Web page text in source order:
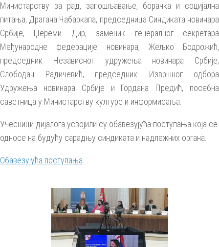
Министарству за рад, запошљавање, борачка и социјална
питања, Драгана Чабаркапа, председница Синдиката новинара
Србије, Џереми Дир, заменик генералног секретара
Међународне федерације новинара, Жељко Бодрожић,
председник Независног удружења новинара Србије,
Слободан Радичевић, председник Извршног одбора
Удружења новинара Србије и Гордана Предић, посебна
саветница у Министарству културе и информисања.
Учесници дијалога усвојили су обавезујућа поступања која се
односе на будућу сарадњу синдиката и надлежних органа.
Обавезујућа поступања